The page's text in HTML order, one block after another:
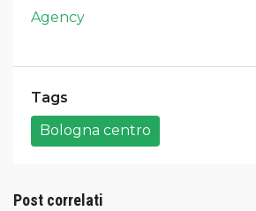
Agency
Tags
Bologna centro
Post correlati